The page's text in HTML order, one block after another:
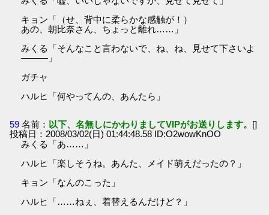
キョン「（せ、背中に柔らかな感触が！）
あの、朝比奈さん、ちょっと離れ……」
みくる「そんなこと言わないで、ね、ね、見せて下さいよ
―――」
ガチャ
ハルヒ「何やってんの、あんたら」
59 名前： 以下、名無しにかわりましてVIPがお送りします。 []
投稿日：2008/03/02(日) 01:44:48.58 ID:O2wowKnOO
みくる「あ……」
ハルヒ「楽しそうね。あんた、メイド萌えだったの？」
キョン「なんのこった」
ハルヒ「……ねぇ、着替えるんだけど？」